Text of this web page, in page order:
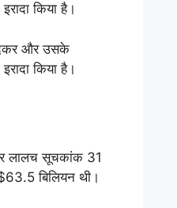
किया है।
और उसके
किया है।
लालच सूचकांक 31
बिलियन थी।